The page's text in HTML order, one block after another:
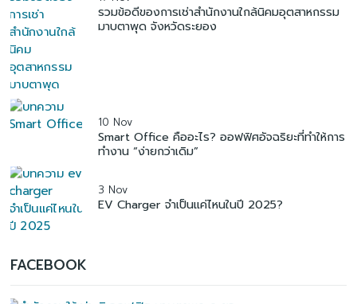
รวมข้อดีของการเช่าสำนักงานใกล้นิคมอุตสาหกรรม
มาบตาพุด จังหวัดระยอง
10 Nov
Smart Office คืออะไร? ออฟฟิศอัจฉริยะที่ทำให้การ
ทำงาน “ง่ายกว่าเดิม”
3 Nov
EV Charger จำเป็นแค่ไหนในปี 2025?
FACEBOOK